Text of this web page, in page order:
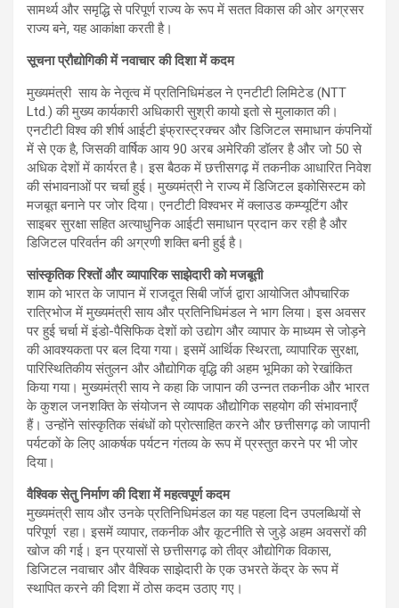
सामर्थ्य और समृद्धि से परिपूर्ण राज्य के रूप में सतत विकास की ओर अग्रसर
राज्य बने, यह आकांक्षा करती है।
सूचना प्रौद्योगिकी में नवाचार की दिशा में कदम
मुख्यमंत्री साय के नेतृत्व में प्रतिनिधिमंडल ने एनटीटी लिमिटेड (NTT
Ltd.) की मुख्य कार्यकारी अधिकारी सुश्री कायो इतो से मुलाकात की।
एनटीटी विश्व की शीर्ष आईटी इंफ्रास्ट्रक्चर और डिजिटल समाधान कंपनियों
में से एक है, जिसकी वार्षिक आय 90 अरब अमेरिकी डॉलर है और जो 50 से
अधिक देशों में कार्यरत है। इस बैठक में छत्तीसगढ़ में तकनीक आधारित निवेश
की संभावनाओं पर चर्चा हुई। मुख्यमंत्री ने राज्य में डिजिटल इकोसिस्टम को
मजबूत बनाने पर जोर दिया। एनटीटी विश्वभर में क्लाउड कम्प्यूटिंग और
साइबर सुरक्षा सहित अत्याधुनिक आईटी समाधान प्रदान कर रही है और
डिजिटल परिवर्तन की अग्रणी शक्ति बनी हुई है।
सांस्कृतिक रिश्तों और व्यापारिक साझेदारी को मजबूती
शाम को भारत के जापान में राजदूत सिबी जॉर्ज द्वारा आयोजित औपचारिक
रात्रिभोज में मुख्यमंत्री साय और प्रतिनिधिमंडल ने भाग लिया। इस अवसर
पर हुई चर्चा में इंडो-पैसिफिक देशों को उद्योग और व्यापार के माध्यम से जोड़ने
की आवश्यकता पर बल दिया गया। इसमें आर्थिक स्थिरता, व्यापारिक सुरक्षा,
पारिस्थितिकीय संतुलन और औद्योगिक वृद्धि की अहम भूमिका को रेखांकित
किया गया। मुख्यमंत्री साय ने कहा कि जापान की उन्नत तकनीक और भारत
के कुशल जनशक्ति के संयोजन से व्यापक औद्योगिक सहयोग की संभावनाएँ
हैं। उन्होंने सांस्कृतिक संबंधों को प्रोत्साहित करने और छत्तीसगढ़ को जापानी
पर्यटकों के लिए आकर्षक पर्यटन गंतव्य के रूप में प्रस्तुत करने पर भी जोर
दिया।
वैश्विक सेतु निर्माण की दिशा में महत्वपूर्ण कदम
मुख्यमंत्री साय और उनके प्रतिनिधिमंडल का यह पहला दिन उपलब्धियों से
परिपूर्ण रहा। इसमें व्यापार, तकनीक और कूटनीति से जुड़े अहम अवसरों की
खोज की गई। इन प्रयासों से छत्तीसगढ़ को तीव्र औद्योगिक विकास,
डिजिटल नवाचार और वैश्विक साझेदारी के एक उभरते केंद्र के रूप में
स्थापित करने की दिशा में ठोस कदम उठाए गए।